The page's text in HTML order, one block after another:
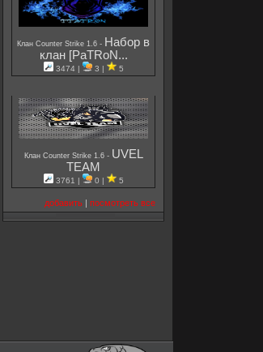
Клан Counter Strike 1.6 - Набор в
клан [PaTRoN...
3474 | 3 | 5
Клан Counter Strike 1.6 - UVEL
TEAM
3761 | 0 | 5
добавить | посмотреть все